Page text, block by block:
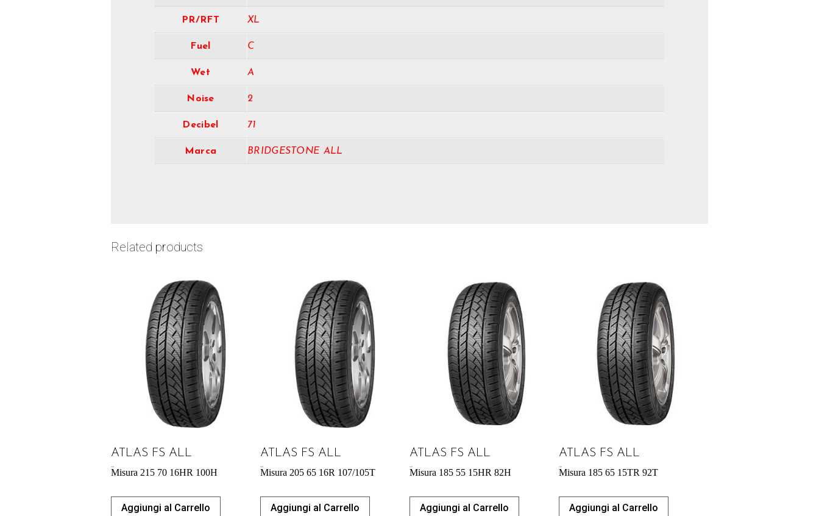
PR/RFT XL
Fuel C
Wet A
Noise 2
Decibel 71
Marca BRIDGESTONE ALL
Related products
ATLAS FS ALL
Misura 215 70 16HR 100H
Aggiungi al Carrello
ATLAS FS ALL
Misura 205 65 16R 107/105T
Aggiungi al Carrello
ATLAS FS ALL
Misura 185 55 15HR 82H
Aggiungi al Carrello
ATLAS FS ALL
Misura 185 65 15TR 92T
Aggiungi al Carrello